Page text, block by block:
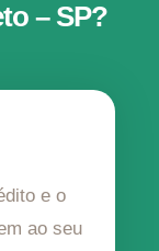
– SP?
e o
ao seu